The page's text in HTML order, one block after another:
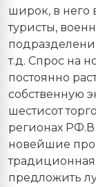
широк, в него
туристы,
т.д. Спрос на
постоянно
собственную
шестисот
регионах РФ.В
новейшие
традиционная
предложить